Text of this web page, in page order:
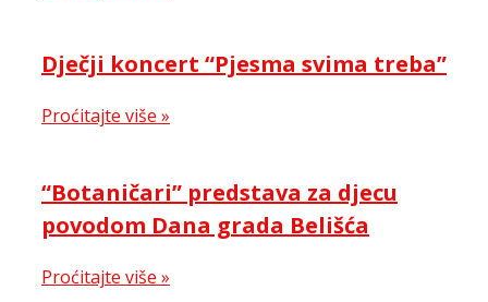
Dječji koncert “Pjesma svima treba”
Proćitajte više »
“Botaničari” predstava za djecu
povodom Dana grada Belišća
Proćitajte više »